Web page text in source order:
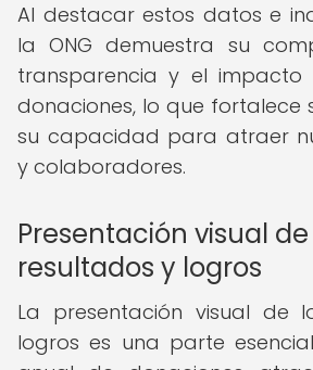
Al destacar estos datos e
la ONG demuestra su
transparencia y el impacto
donaciones, lo que fortalece
su capacidad para atraer
y colaboradores.
Presentación visual de
resultados y logros
La presentación visual de
logros es una parte